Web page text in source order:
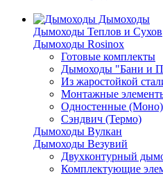
Дымоходы
Дымоходы Теплов и Сухов
Дымоходы Rosinox
Готовые комплекты
Дымоходы "Бани и
Из жаростойкой
Монтажные
Одностенные (Моно)
Сэндвич (Термо)
Дымоходы Вулкан
Дымоходы Везувий
Двухконтурный
Комплектующие